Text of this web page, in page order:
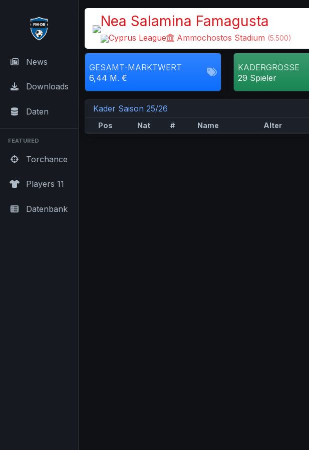
News
Downloads
Daten
FEATURED
Torchance
Players 11
Datenbank
Nea Salamina Famagusta
Cyprus League Ammochostos Stadium (5.500)
GESAMT-MARKTWERT
6,44 M. €
KADERGRÖSSE
29 Spieler
Kader Saison 25/26
Pos Nat # Name Alter